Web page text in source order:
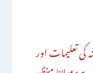
تعلیمات اور